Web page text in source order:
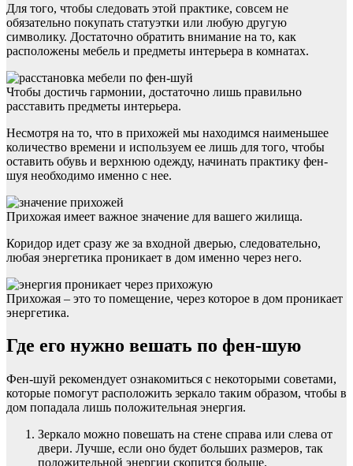
Для того, чтобы следовать этой практике, совсем не
обязательно покупать статуэтки или любую другую
символику. Достаточно обратить внимание на то, как
расположены мебель и предметы интерьера в комнатах.
Чтобы достичь гармонии, достаточно лишь правильно
расставить предметы интерьера.
Несмотря на то, что в прихожей мы находимся наименьшее
количество времени и используем ее лишь для того, чтобы
оставить обувь и верхнюю одежду, начинать практику фен-
шуя необходимо именно с нее.
Прихожая имеет важное значение для вашего жилища.
Коридор идет сразу же за входной дверью, следовательно,
любая энергетика проникает в дом именно через него.
Прихожая – это то помещение, через которое в дом проникает
энергетика.
Где его нужно вешать по фен-шую
Фен-шуй рекомендует ознакомиться с некоторыми советами,
которые помогут расположить зеркало таким образом, чтобы в
дом попадала лишь положительная энергия.
Зеркало можно повешать на стене справа или слева от
двери. Лучше, если оно будет больших размеров, так
положительной энергии скопится больше.